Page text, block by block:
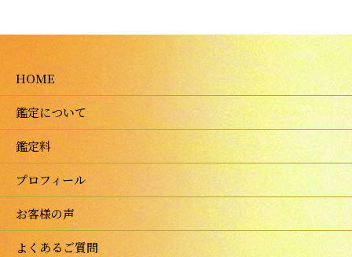
HOME
鑑定について
鑑定料
プロフィール
お客様の声
よくあるご質問